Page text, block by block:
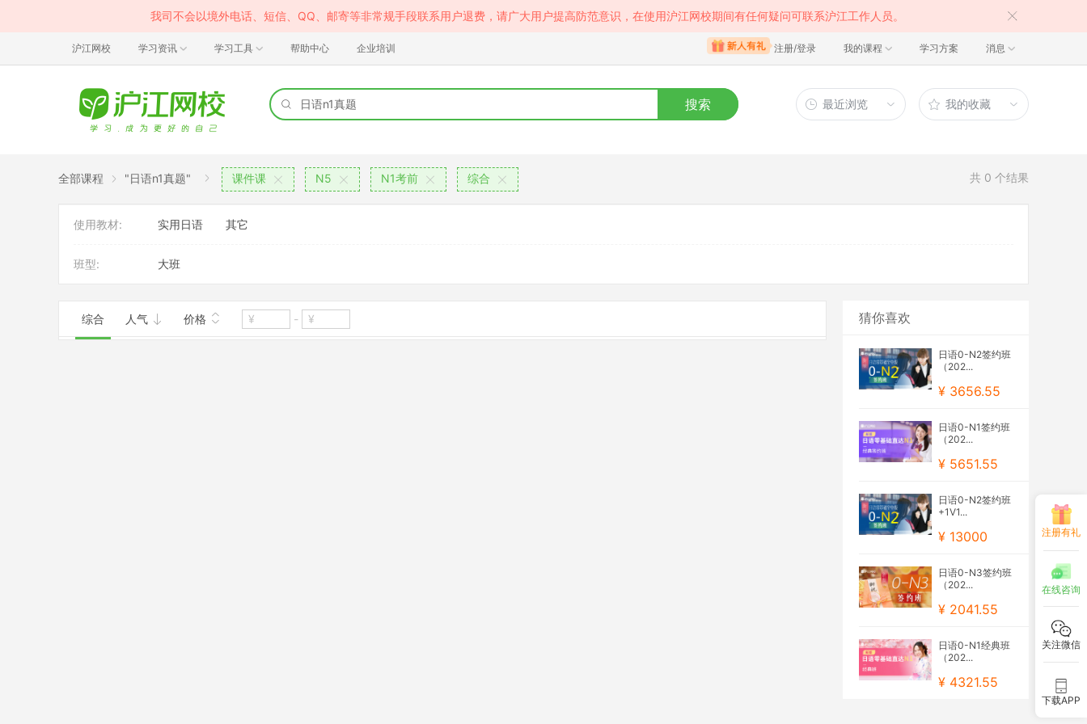
我司不会以境外电话、短信、QQ、邮寄等非常规手段联系用户退费，请广大用户提高防范意识，在使用沪江网校期间有任何疑问可联系沪江工作人员。
沪江网校 学习资讯 学习工具 帮助中心 企业培训 注册/登录 我的课程 学习方案 消息
搜索 最近浏览 我的收藏
全部课程 "日语n1真题" 课件课 N5 N1考前 综合 共 0 个结果
使用教材: 实用日语 其它
班型: 大班
综合 人气 价格 - 猜你喜欢
日语0-N2签约班
（202...
¥ 3656.55
日语0-N1签约班
（202...
¥ 5651.55
日语0-N2签约班
+1V1...
¥ 13000
日语0-N3签约班
（202...
¥ 2041.55
日语0-N1经典班
（202...
¥ 4321.55
注册有礼
在线咨询
关注微信
下载APP